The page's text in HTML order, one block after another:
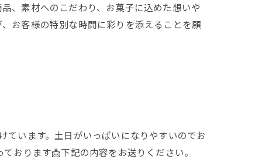
、素材へのこだわり、お菓子に込めた想いや
お客様の特別な時間に彩りを添えることを願
ています。土日がいっぱいになりやすいのでお
おります📩下記の内容をお送りください。